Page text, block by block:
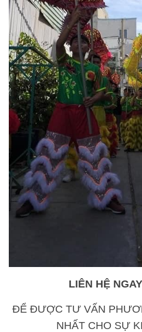
LIÊN HỆ
ĐỂ ĐƯỢC TƯ VẤN
NHẤT CHO SỰ